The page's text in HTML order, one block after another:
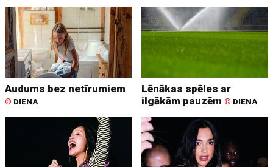
Audums bez netīrumiem
© DIENA
Lēnākas spēles ar
ilgākām pauzēm © DIENA